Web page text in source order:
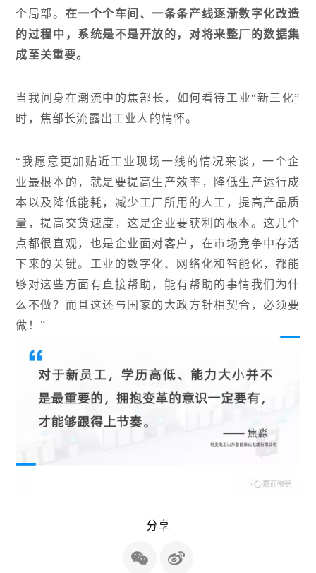
个局部。 在一个个车间、一条条产线逐渐数字化改造
的过程中，系统是不是开放的，对将来整厂的数据集
成至关重要。
当我问身在潮流中的焦部长，如何看待工业“新三化”
时，焦部长流露出工业人的情怀。
“我愿意更加贴近工业现场一线的情况来谈，一个企
业最根本的，就是要提高生产效率，降低生产运行成
本以及降低能耗，减少工厂所用的人工，提高产品质
量，提高交货速度，这是企业要获利的根本。这几个
点都很直观，也是企业面对客户，在市场竞争中存活
下来的关键。工业的数字化、网络化和智能化，都能
够对这些方面有直接帮助，能有帮助的事情我们为什
么不做？而且这还与国家的大政方针相契合，必须要
做！”
分享